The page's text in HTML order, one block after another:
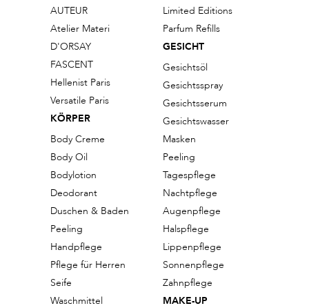
AUTEUR
Atelier Materi
D'ORSAY
FASCENT
Hellenist Paris
Versatile Paris
KÖRPER
Body Creme
Body Oil
Bodylotion
Deodorant
Duschen & Baden
Peeling
Handpflege
Pflege für Herren
Seife
Waschmittel
Limited Editions
Parfum Refills
GESICHT
Gesichtsöl
Gesichtsspray
Gesichtsserum
Gesichtswasser
Masken
Peeling
Tagespflege
Nachtpflege
Augenpflege
Halspflege
Lippenpflege
Sonnenpflege
Zahnpflege
MAKE-UP